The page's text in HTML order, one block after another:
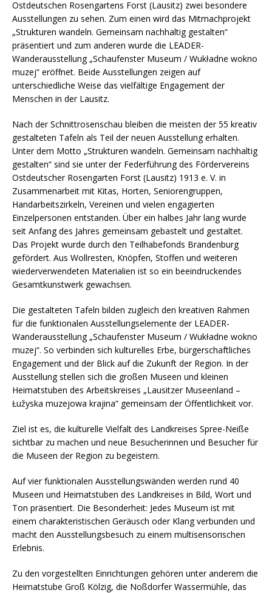
Ostdeutschen Rosengartens Forst (Lausitz) zwei besondere
Ausstellungen zu sehen. Zum einen wird das Mitmachprojekt
„Strukturen wandeln. Gemeinsam nachhaltig gestalten“
präsentiert und zum anderen wurde die LEADER-
Wanderausstellung „Schaufenster Museum / Wukładne wokno
muzej“ eröffnet. Beide Ausstellungen zeigen auf
unterschiedliche Weise das vielfältige Engagement der
Menschen in der Lausitz.
Nach der Schnittrosenschau bleiben die meisten der 55 kreativ
gestalteten Tafeln als Teil der neuen Ausstellung erhalten.
Unter dem Motto „Strukturen wandeln. Gemeinsam nachhaltig
gestalten“ sind sie unter der Federführung des Fördervereins
Ostdeutscher Rosengarten Forst (Lausitz) 1913 e. V. in
Zusammenarbeit mit Kitas, Horten, Seniorengruppen,
Handarbeitszirkeln, Vereinen und vielen engagierten
Einzelpersonen entstanden. Über ein halbes Jahr lang wurde
seit Anfang des Jahres gemeinsam gebastelt und gestaltet.
Das Projekt wurde durch den Teilhabefonds Brandenburg
gefördert. Aus Wollresten, Knöpfen, Stoffen und weiteren
wiederverwendeten Materialien ist so ein beeindruckendes
Gesamtkunstwerk gewachsen.
Die gestalteten Tafeln bilden zugleich den kreativen Rahmen
für die funktionalen Ausstellungselemente der LEADER-
Wanderausstellung „Schaufenster Museum / Wukładne wokno
muzej“. So verbinden sich kulturelles Erbe, bürgerschaftliches
Engagement und der Blick auf die Zukunft der Region. In der
Ausstellung stellen sich die großen Museen und kleinen
Heimatstuben des Arbeitskreises „Lausitzer Museenland –
Łužyska muzejowa krajina“ gemeinsam der Öffentlichkeit vor.
Ziel ist es, die kulturelle Vielfalt des Landkreises Spree-Neiße
sichtbar zu machen und neue Besucherinnen und Besucher für
die Museen der Region zu begeistern.
Auf vier funktionalen Ausstellungswänden werden rund 40
Museen und Heimatstuben des Landkreises in Bild, Wort und
Ton präsentiert. Die Besonderheit: Jedes Museum ist mit
einem charakteristischen Geräusch oder Klang verbunden und
macht den Ausstellungsbesuch zu einem multisensorischen
Erlebnis.
Zu den vorgestellten Einrichtungen gehören unter anderem die
Heimatstube Groß Kölzig, die Noßdorfer Wassermühle, das